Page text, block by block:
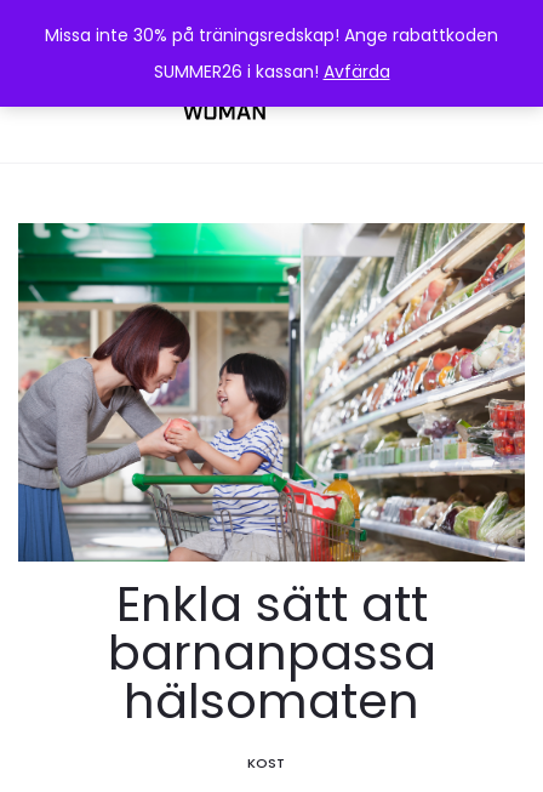
Missa inte 30% på träningsredskap! Ange rabattkoden
SUMMER26 i kassan! Avfärda
Enkla sätt att
barnanpassa
hälsomaten
KOST